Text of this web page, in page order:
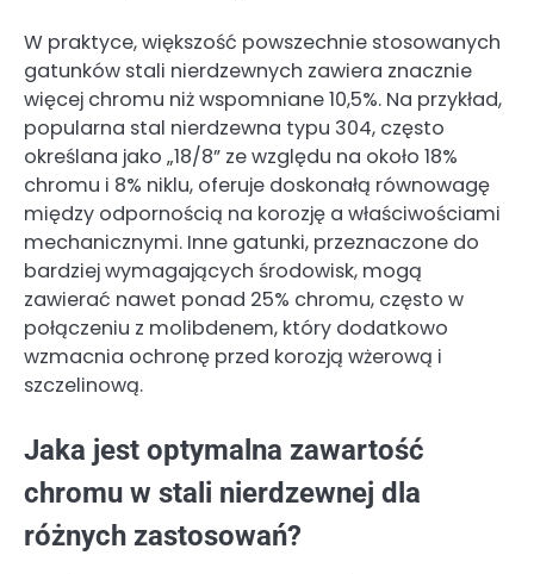
W praktyce, większość powszechnie stosowanych
gatunków stali nierdzewnych zawiera znacznie
więcej chromu niż wspomniane 10,5%. Na przykład,
popularna stal nierdzewna typu 304, często
określana jako „18/8” ze względu na około 18%
chromu i 8% niklu, oferuje doskonałą równowagę
między odpornością na korozję a właściwościami
mechanicznymi. Inne gatunki, przeznaczone do
bardziej wymagających środowisk, mogą
zawierać nawet ponad 25% chromu, często w
połączeniu z molibdenem, który dodatkowo
wzmacnia ochronę przed korozją wżerową i
szczelinową.
Jaka jest optymalna zawartość
chromu w stali nierdzewnej dla
różnych zastosowań?